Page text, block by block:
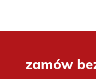
zamów